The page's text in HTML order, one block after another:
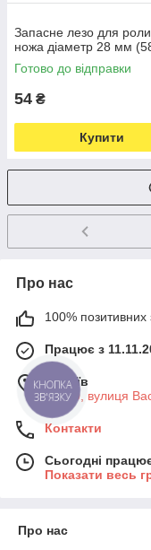
Запасне лезо для
ножа діаметр 28 мм
Готово до відправки
54 ₴
Купити
Про нас
100% позитивних
Працює з
м. Київ
03040, вулиця
Контакти
Сьогодні
Показати весь
Про нас
КНОПКА
ЗВ'ЯЗКУ